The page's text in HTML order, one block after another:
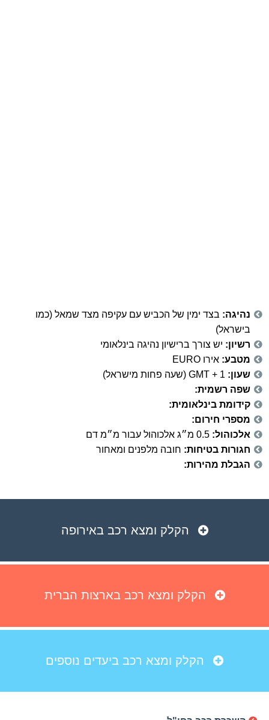
נהיגה: בצד ימין של הכביש עם עקיפה מצד שמאל (כמו
בישראל)
רשיון: יש צורך ברישיון נהיגה בינלאומי
מטבע: אירו EURO
שעון: GMT + 1 (שעה פחות מישראל)
שפה רשמית:
קידומת בינלאומית:
מספרי חירום:
אלכוהול: 0.5 מ״ג אלכוהול עבור מ״מ דם
חגורות בטיחות: חובה מלפנים ומאחור
הגבלת מהירות:
הקלק ומצא רכב באירופה
הקלק ומצא רכב בארצות הברית
הקלק ומצא רכב ביעדים נוספים